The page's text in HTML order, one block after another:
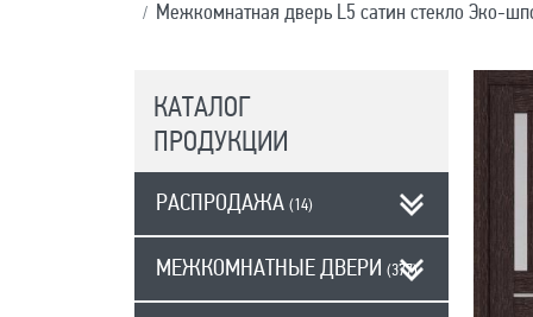
Межкомнатная дверь L5 сатин стекло Эко-
КАТАЛОГ
ПРОДУКЦИИ
РАСПРОДАЖА (14)
МЕЖКОМНАТНЫЕ ДВЕРИ (377)